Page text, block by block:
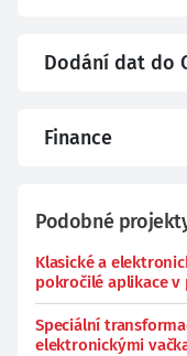
Dodání dat do
Finance
Podobné
Klasické a
pokročilé aplikace v
Speciální
elektronickými